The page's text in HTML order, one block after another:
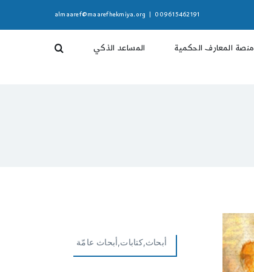
009615462191
almaaref@maarefhekmiya.org
منصة المعارف الحكمية المساعد الذكي
أبحاث,كتابات,أبحاث عامّة